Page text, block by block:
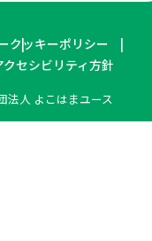
クッキーポリシー
クセシビリティ方針
人 よこはまユース